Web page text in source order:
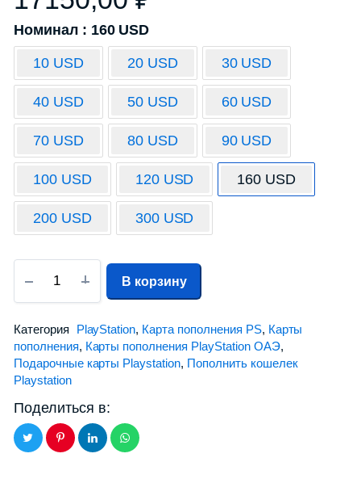
Номинал : 160 USD
10 USD 20 USD 30 USD
40 USD 50 USD 60 USD
70 USD 80 USD 90 USD
100 USD 120 USD 160 USD
200 USD 300 USD
В корзину
Категория PlayStation, Карта пополнения PS, Карты
пополнения, Карты пополнения PlayStation ОАЭ,
Подарочные карты Playstation, Пополнить кошелек
Playstation
Поделиться в: